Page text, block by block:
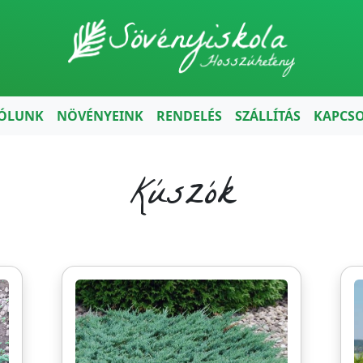
NÖVÉNYEINK RENDELÉS SZÁLLÍTÁS
Kúszók